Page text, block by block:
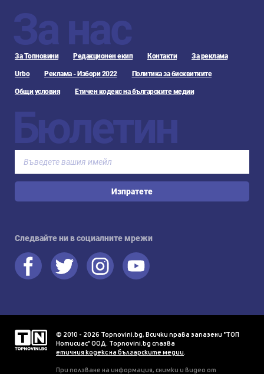
За нас
За Топновини Редакционен екип Контакти За реклама
Urbo Реклама - Избори 2022 Политика за бисквитките
Общи условия Етичен кодекс на българските медии
Бюлетин
Изпратете
Следвайте ни в социалните мрежи
© 2010 - 2026 Topnovini.bg, Всички права запазени "ТОП
Нотисиас" ООД. Topnovini.bg спазва
етичния кодекс на българските медии.
При ползване на информация, снимки и видео от